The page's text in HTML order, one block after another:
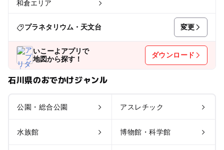
和倉エリア
プラネタリウム・天文台 変更
いこーよアプリで
地図から探す！
ダウンロード
石川県のおでかけジャンル
公園・総合公園 アスレチック
水族館 博物館・科学館